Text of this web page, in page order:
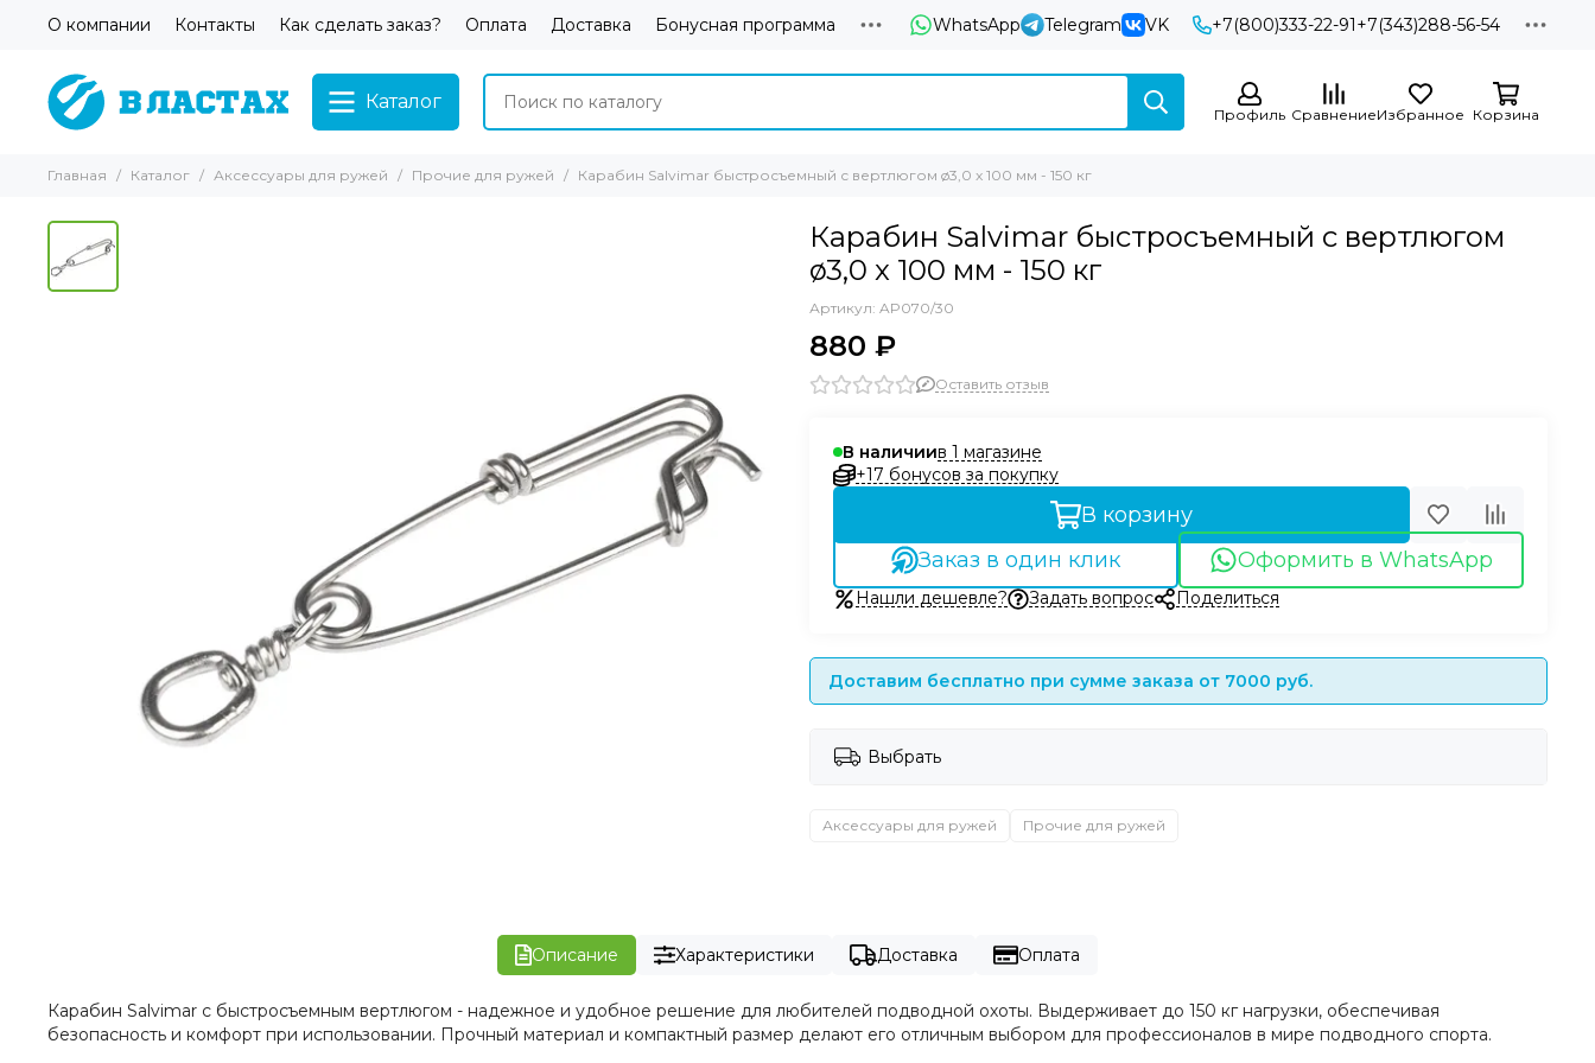
О компании Контакты Как сделать заказ? Оплата Доставка Бонусная программа WhatsApp Telegram VK +7(800)333-22-91+7(343)288-56-54
Каталог
Профиль СравнениеИзбранное Корзина
Главная Каталог Аксессуары для ружей Прочие для ружей Карабин Salvimar быстросъемный с вертлюгом ø3,0 x 100 мм - 150 кг
Карабин Salvimar быстросъемный с вертлюгом
ø3,0 x 100 мм - 150 кг
Артикул: AP070/30
880 ₽
Оставить отзыв
В наличиив 1 магазине
+17 бонусов за покупку
В корзину
Заказ в один клик
Оформить в WhatsApp
Нашли дешевле? Задать вопрос Поделиться
Доставим бесплатно при сумме заказа от 7000 руб.
Выбрать
Аксессуары для ружей Прочие для ружей
Описание Характеристики Доставка Оплата
Карабин Salvimar с быстросъемным вертлюгом - надежное и удобное решение для любителей подводной охоты. Выдерживает до 150 кг нагрузки, обеспечивая
безопасность и комфорт при использовании. Прочный материал и компактный размер делают его отличным выбором для профессионалов в мире подводного спорта.